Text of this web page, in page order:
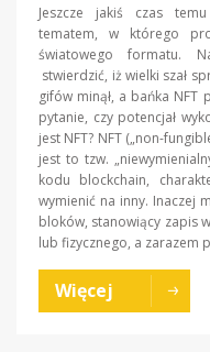
Jeszcze jakiś czas
tematem, w którego
światowego formatu.
stwierdzić, iż wielki szał
gifów minął, a bańka NFT
pytanie, czy potencjał
jest NFT? NFT („non-
jest to tzw.
kodu blockchain,
wymienić na inny. Inaczej
bloków, stanowiący zapis
lub fizycznego, a zarazem
Więcej